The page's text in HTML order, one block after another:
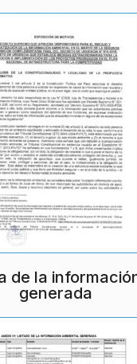
de la
generada